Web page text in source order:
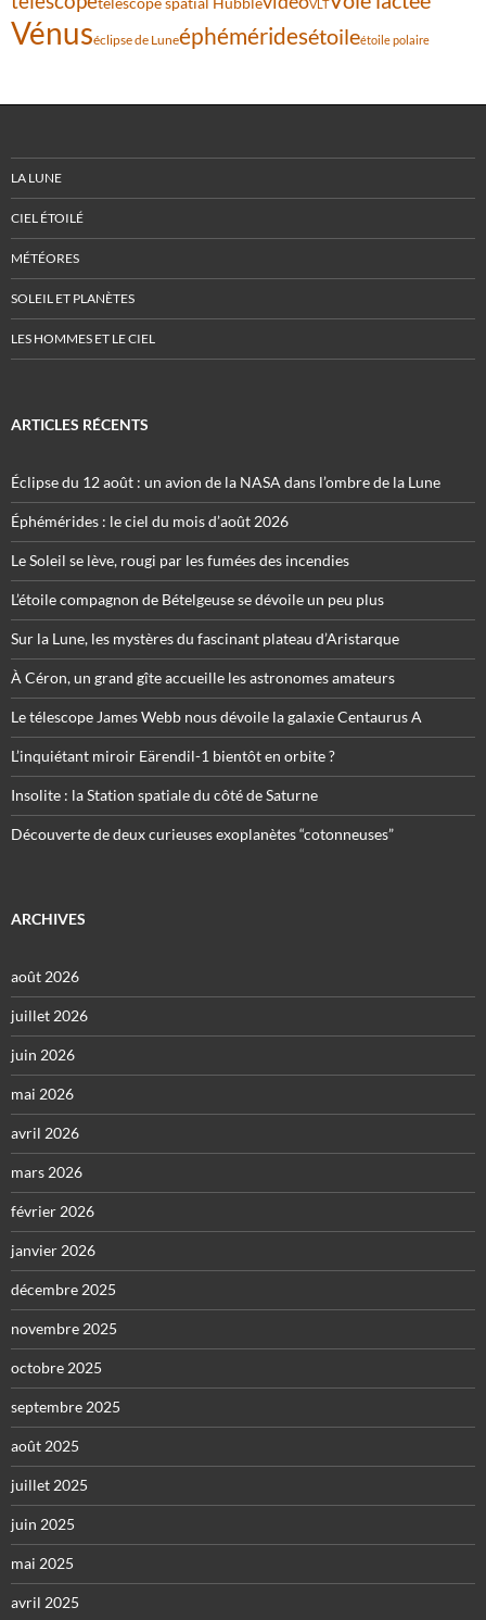
VLT
Vénuséclipse de Luneéphéméridesétoileétoile polaire
LA LUNE
CIEL ÉTOILÉ
MÉTÉORES
SOLEIL ET PLANÈTES
LES HOMMES ET LE CIEL
ARTICLES RÉCENTS
Éclipse du 12 août : un avion de la NASA dans l’ombre de la Lune
Éphémérides : le ciel du mois d’août 2026
Le Soleil se lève, rougi par les fumées des incendies
L’étoile compagnon de Bételgeuse se dévoile un peu plus
Sur la Lune, les mystères du fascinant plateau d’Aristarque
À Céron, un grand gîte accueille les astronomes amateurs
Le télescope James Webb nous dévoile la galaxie Centaurus A
L’inquiétant miroir Eärendil-1 bientôt en orbite ?
Insolite : la Station spatiale du côté de Saturne
Découverte de deux curieuses exoplanètes “cotonneuses”
ARCHIVES
août 2026
juillet 2026
juin 2026
mai 2026
avril 2026
mars 2026
février 2026
janvier 2026
décembre 2025
novembre 2025
octobre 2025
septembre 2025
août 2025
juillet 2025
juin 2025
mai 2025
avril 2025